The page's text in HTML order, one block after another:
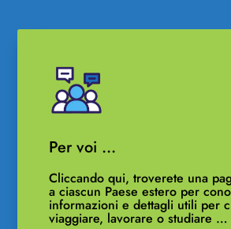
Per voi …
Cliccando qui, troverete una
a ciascun Paese estero per
informazioni e dettagli utili per
viaggiare, lavorare o studiare …